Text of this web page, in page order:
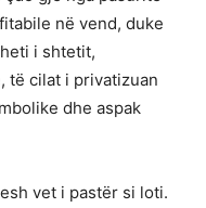
në vend, duke
i shtetit,
të cilat i privatizuan
dhe aspak
vet i pastër si loti.